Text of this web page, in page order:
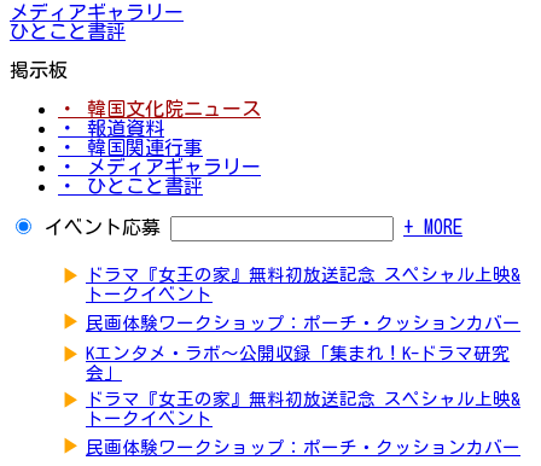
メディアギャラリー
ひとこと書評
掲示板
・ 韓国文化院ニュース
・ 報道資料
・ 韓国関連行事
・ メディアギャラリー
・ ひとこと書評
イベント応募 + MORE
▶
ドラマ『女王の家』無料初放送記念 スペシャル上映&
トークイベント
▶ 民画体験ワークショップ：ポーチ・クッションカバー
▶ Kエンタメ・ラボ～公開収録「集まれ！K-ドラマ研究
会」
▶
ドラマ『女王の家』無料初放送記念 スペシャル上映&
トークイベント
▶ 民画体験ワークショップ：ポーチ・クッションカバー